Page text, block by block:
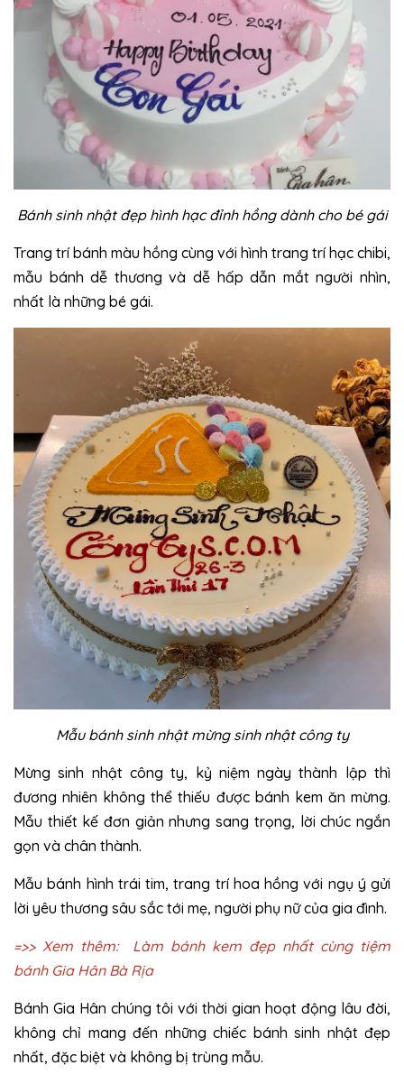
Bánh sinh nhật đẹp hình hạc đỉnh hồng dành cho bé gái
Trang trí bánh màu hồng cùng với hình trang trí hạc chibi,
mẫu bánh dễ thương và dễ hấp dẫn mắt người nhìn,
nhất là những bé gái.
Mẫu bánh sinh nhật mừng sinh nhật công ty
Mừng sinh nhật công ty, kỷ niệm ngày thành lập thì
đương nhiên không thể thiếu được bánh kem ăn mừng.
Mẫu thiết kế đơn giản nhưng sang trọng, lời chúc ngắn
gọn và chân thành.
Mẫu bánh hình trái tim, trang trí hoa hồng với ngụ ý gửi
lời yêu thương sâu sắc tới mẹ, người phụ nữ của gia đình.
=>> Xem thêm:
Làm bánh kem đẹp nhất cùng tiệm
bánh Gia Hân Bà Rịa
Bánh Gia Hân chúng tôi với thời gian hoạt động lâu đời,
không chỉ mang đến những chiếc bánh sinh nhật đẹp
nhất, đặc biệt và không bị trùng mẫu.